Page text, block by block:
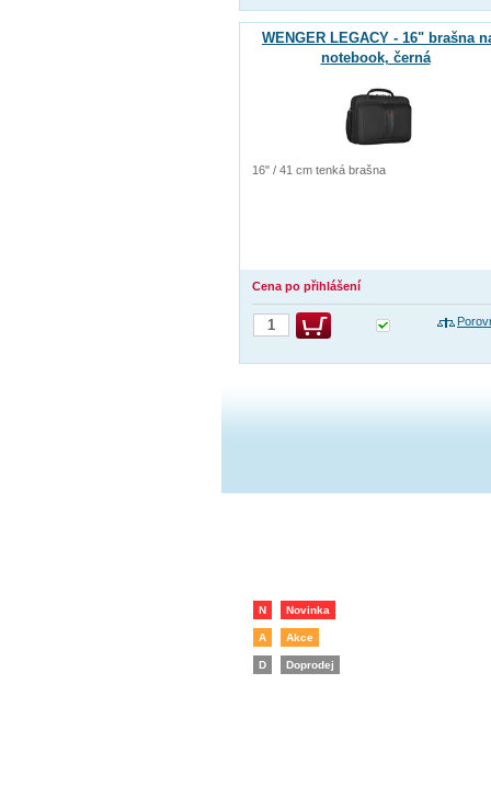
WENGER LEGACY - 16" brašna
notebook, černá
16" / 41 cm tenká brašna
Cena po přihlášení
N Novinka
A Akce
D Doprodej